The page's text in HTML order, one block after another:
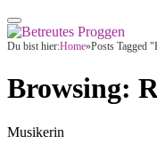
Du bist hier:Home»Posts Tagged
Browsing:
Musikerin